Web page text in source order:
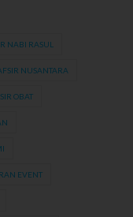
NABI RASUL
NUSANTARA
OBAT
EVENT